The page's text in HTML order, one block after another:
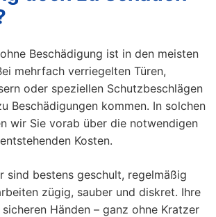
Beschädigung ist in den meisten
mehrfach verriegelten Türen,
oder speziellen Schutzbeschlägen
Beschädigungen kommen. In solchen
wir Sie vorab über die notwendigen
Kosten.
sind bestens geschult, regelmäßig
zügig, sauber und diskret. Ihre
Händen – ganz ohne Kratzer